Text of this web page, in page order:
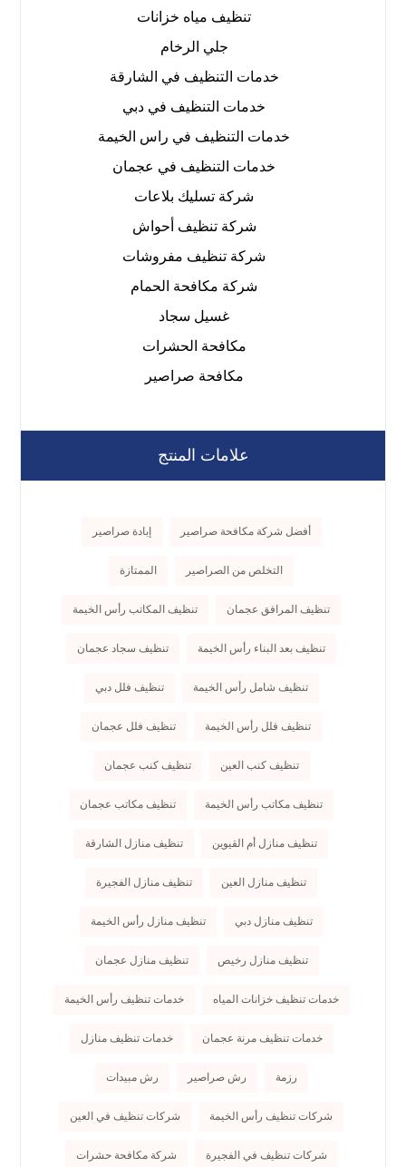
تنظيف مياه خزانات
جلي الرخام
خدمات التنظيف في الشارقة
خدمات التنظيف في دبي
خدمات التنظيف في راس الخيمة
خدمات التنظيف في عجمان
شركة تسليك بلاعات
شركة تنظيف أحواش
شركة تنظيف مفروشات
شركة مكافحة الحمام
غسيل سجاد
مكافحة الحشرات
مكافحة صراصير
علامات المنتج
أفضل شركة مكافحة صراصير إبادة صراصير
التخلص من الصراصير الممتازة
تنظيف المرافق عجمان تنظيف المكاتب رأس الخيمة
تنظيف بعد البناء رأس الخيمة تنظيف سجاد عجمان
تنظيف شامل رأس الخيمة تنظيف فلل دبي
تنظيف فلل رأس الخيمة تنظيف فلل عجمان
تنظيف كنب العين تنظيف كنب عجمان
تنظيف مكاتب رأس الخيمة تنظيف مكاتب عجمان
تنظيف منازل أم القيوين تنظيف منازل الشارقة
تنظيف منازل العين تنظيف منازل الفجيرة
تنظيف منازل دبي تنظيف منازل رأس الخيمة
تنظيف منازل رخيص تنظيف منازل عجمان
خدمات تنظيف خزانات المياه خدمات تنظيف رأس الخيمة
خدمات تنظيف مرنة عجمان خدمات تنظيف منازل
رزمة رش صراصير رش مبيدات
شركات تنظيف رأس الخيمة شركات تنظيف في العين
شركات تنظيف في الفجيرة شركة مكافحة حشرات